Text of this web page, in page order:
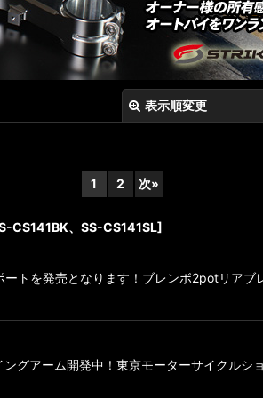
表示順変更
1 2 次»
CS141BK、SS-CS141SL]
トを発売となります！ブレンボ2potリア
グアーム開発中！東京モーターサイクル